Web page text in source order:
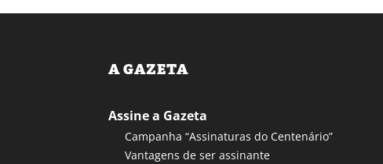
A GAZETA
Assine a Gazeta
Campanha “Assinaturas do Centenário”
Vantagens de ser assinante